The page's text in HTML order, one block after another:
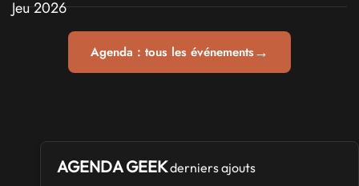
Agenda : tous les événements→
AGENDA GEEKderniers ajouts